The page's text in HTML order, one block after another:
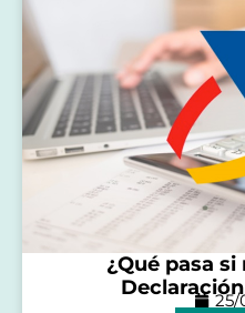
¿Qué pasa
25/